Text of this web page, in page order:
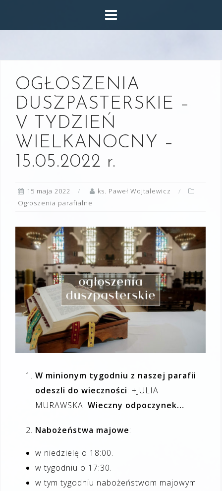
OGŁOSZENIA
DUSZPASTERSKIE –
V TYDZIEŃ
WIELKANOCNY –
15.05.2022 r.
15 maja 2022
ks. Paweł Wojtalewicz
Ogłoszenia parafialne
W minionym tygodniu z naszej parafii
odeszli do wieczności: +JULIA
MURAWSKA. Wieczny odpoczynek…
Nabożeństwa majowe:
w niedzielę o 18:00.
w tygodniu o 17:30.
w tym tygodniu nabożeństwom majowym